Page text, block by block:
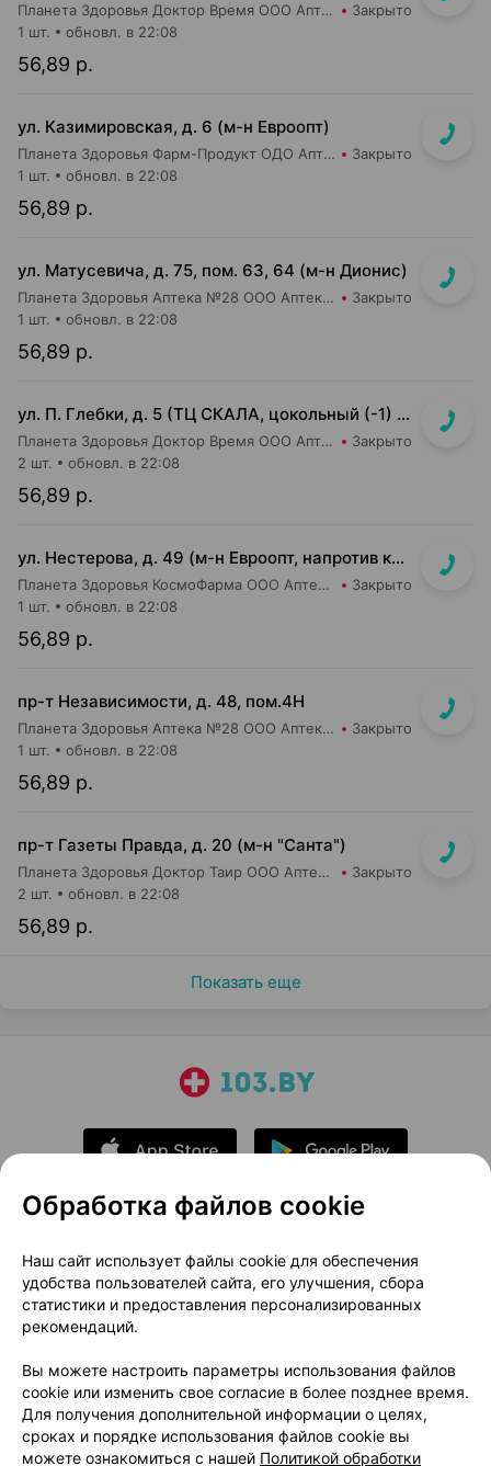
Планета Здоровья Доктор Время ООО Аптека №52 Закрыто
56,89 р.
1 шт. обновл. в 22:08
ул. Казимировская, д. 6 (м-н Евроопт)
Планета Здоровья Фарм-Продукт ОДО Аптека №7 Закрыто
56,89 р.
1 шт. обновл. в 22:08
ул. Матусевича, д. 75, пом. 63, 64 (м-н Дионис)
Планета Здоровья Аптека №28 ООО Аптека №4 Закрыто
56,89 р.
1 шт. обновл. в 22:08
ул. П. Глебки, д. 5 (ТЦ СКАЛА, цокольный (-1) этаж)
Планета Здоровья Доктор Время ООО Аптека №50 Закрыто
56,89 р.
2 шт. обновл. в 22:08
ул. Нестерова, д. 49 (м-н Евроопт, напротив касс)
Планета Здоровья КосмоФарма ООО Аптека №5 Закрыто
56,89 р.
1 шт. обновл. в 22:08
пр-т Независимости, д. 48, пом.4Н
Планета Здоровья Аптека №28 ООО Аптека №1 Закрыто
56,89 р.
1 шт. обновл. в 22:08
пр-т Газеты Правда, д. 20 (м-н "Санта")
Планета Здоровья Доктор Таир ООО Аптека №11 Закрыто
56,89 р.
2 шт. обновл. в 22:08
Показать еще
О проекте
Новости проекта
Размещение рекламы
Медицинский маркетинг
Публичный договор
Доставка
Способы оплаты
Вакансии
Партнеры
Написать руководителю 103.by
Написать в поддержку
Обработка файлов cookie
Наш сайт использует файлы cookie для обеспечения
удобства пользователей сайта, его улучшения, сбора
статистики и предоставления персонализированных
рекомендаций.
Вы можете настроить параметры использования файлов
cookie или изменить свое согласие в более позднее время.
Для получения дополнительной информации о целях,
сроках и порядке использования файлов cookie вы
можете ознакомиться с нашей Политикой обработки